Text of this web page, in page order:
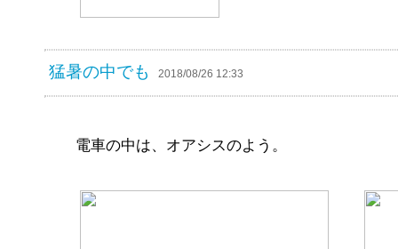
猛暑の中でも 2018/08/26 12:33
電車の中は、オアシスのよう。